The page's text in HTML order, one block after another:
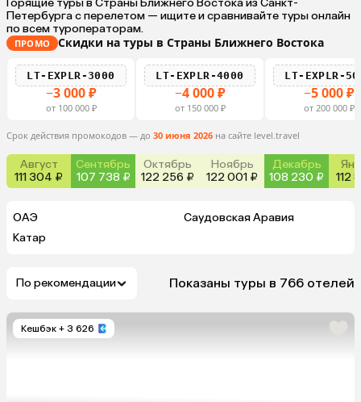
Горящие туры в Страны Ближнего Востока из Санкт-
Петербурга с перелетом — ищите и сравнивайте туры онлайн
по всем туроператорам.
ПРОМО Скидки на туры в Страны Ближнего Востока
LT-EXPLR-3000
−3 000 ₽
от 100 000 ₽
LT-EXPLR-4000
−4 000 ₽
от 150 000 ₽
LT-EXPLR-
−5 000 ₽
от 200 000 ₽
Срок действия промокодов — до 30 июня 2026 на сайте level.travel
Август
111 304 ₽
Сентябрь
107 738 ₽
Октябрь
122 256 ₽
Ноябрь
122 001 ₽
Декабрь
108 230 ₽
112
ОАЭ
Саудовская Аравия
Катар
По рекомендации Показаны туры в 766 отелей
Кешбэк + 3 626